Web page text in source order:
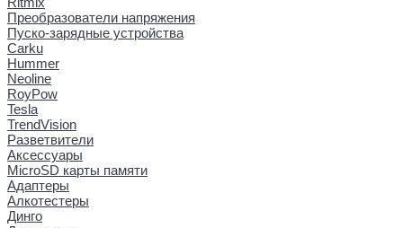
Преобразователи напряжения
Пуско-зарядные устройства
Carku
Hummer
Neoline
RoyPow
Tesla
TrendVision
Разветвители
Аксессуары
MicroSD карты памяти
Адаптеры
Алкотестеры
Динго